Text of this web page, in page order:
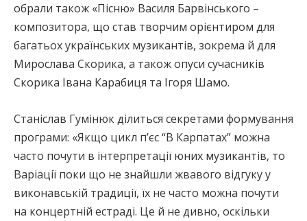
обрали також «Пісню» Василя Барвінського –
композитора, що став творчим орієнтиром для
багатьох українських музикантів, зокрема й для
Мирослава Скорика, а також опуси сучасників
Скорика Івана Карабиця та Ігоря Шамо.
Станіслав Гумінюк ділиться секретами формування
програми: «Якщо цикл п’єс “В Карпатах” можна
часто почути в інтерпретації юних музикантів, то
Варіації поки що не знайшли жвавого відгуку у
виконавській традиції, їх не часто можна почути
на концертній естраді. Це й не дивно, оскільки